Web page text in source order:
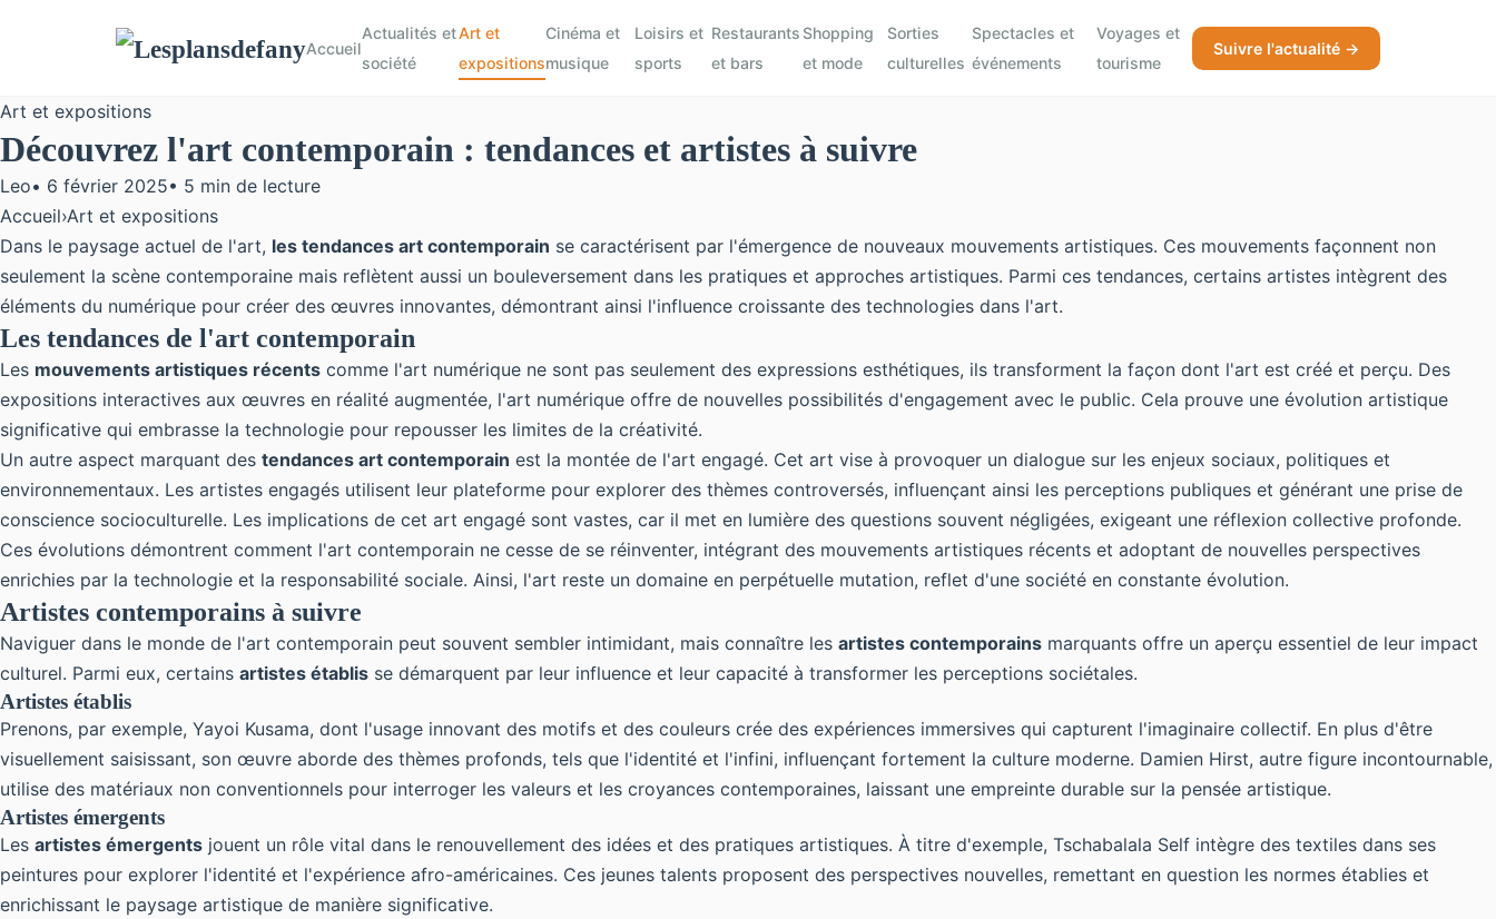
Accueil
Actualités et
société
Art et
expositions
Cinéma et
musique
Loisirs et
sports
Restaurants
et bars
Shopping
et mode
Sorties
culturelles
Spectacles et
événements
Voyages et
tourisme
Suivre l'actualité →
Art et expositions
Découvrez l'art contemporain : tendances et artistes à suivre
Leo• 6 février 2025• 5 min de lecture
Accueil›Art et expositions
Dans le paysage actuel de l'art, les tendances art contemporain se caractérisent par l'émergence de nouveaux mouvements artistiques. Ces mouvements façonnent non
seulement la scène contemporaine mais reflètent aussi un bouleversement dans les pratiques et approches artistiques. Parmi ces tendances, certains artistes intègrent des
éléments du numérique pour créer des œuvres innovantes, démontrant ainsi l'influence croissante des technologies dans l'art.
Les tendances de l'art contemporain
Les mouvements artistiques récents comme l'art numérique ne sont pas seulement des expressions esthétiques, ils transforment la façon dont l'art est créé et perçu. Des
expositions interactives aux œuvres en réalité augmentée, l'art numérique offre de nouvelles possibilités d'engagement avec le public. Cela prouve une évolution artistique
significative qui embrasse la technologie pour repousser les limites de la créativité.
Un autre aspect marquant des tendances art contemporain est la montée de l'art engagé. Cet art vise à provoquer un dialogue sur les enjeux sociaux, politiques et
environnementaux. Les artistes engagés utilisent leur plateforme pour explorer des thèmes controversés, influençant ainsi les perceptions publiques et générant une prise de
conscience socioculturelle. Les implications de cet art engagé sont vastes, car il met en lumière des questions souvent négligées, exigeant une réflexion collective profonde.
Ces évolutions démontrent comment l'art contemporain ne cesse de se réinventer, intégrant des mouvements artistiques récents et adoptant de nouvelles perspectives
enrichies par la technologie et la responsabilité sociale. Ainsi, l'art reste un domaine en perpétuelle mutation, reflet d'une société en constante évolution.
Artistes contemporains à suivre
Naviguer dans le monde de l'art contemporain peut souvent sembler intimidant, mais connaître les artistes contemporains marquants offre un aperçu essentiel de leur impact
culturel. Parmi eux, certains artistes établis se démarquent par leur influence et leur capacité à transformer les perceptions sociétales.
Artistes établis
Prenons, par exemple, Yayoi Kusama, dont l'usage innovant des motifs et des couleurs crée des expériences immersives qui capturent l'imaginaire collectif. En plus d'être
visuellement saisissant, son œuvre aborde des thèmes profonds, tels que l'identité et l'infini, influençant fortement la culture moderne. Damien Hirst, autre figure incontournable,
utilise des matériaux non conventionnels pour interroger les valeurs et les croyances contemporaines, laissant une empreinte durable sur la pensée artistique.
Artistes émergents
Les artistes émergents jouent un rôle vital dans le renouvellement des idées et des pratiques artistiques. À titre d'exemple, Tschabalala Self intègre des textiles dans ses
peintures pour explorer l'identité et l'expérience afro-américaines. Ces jeunes talents proposent des perspectives nouvelles, remettant en question les normes établies et
enrichissant le paysage artistique de manière significative.